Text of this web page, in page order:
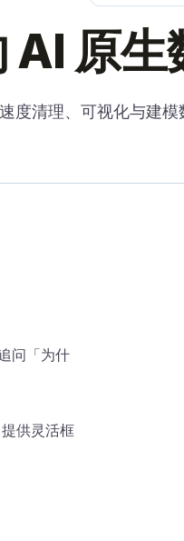
AI 原
度清理、可视化与建模
问「为什
供灵活框